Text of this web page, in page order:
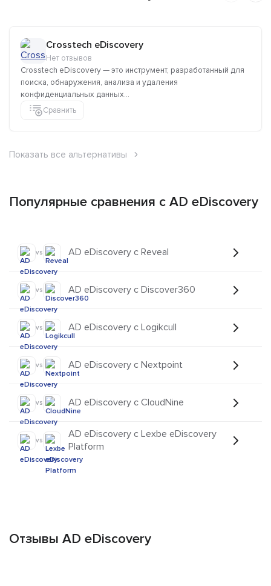
Crosstech eDiscovery
Нет отзывов
Crosstech eDiscovery — это инструмент, разработанный для
поиска, обнаружения, анализа и удаления
конфиденциальных данных...
Сравнить
Показать все альтернативы
Популярные сравнения с AD eDiscovery
vs AD eDiscovery с Reveal
vs AD eDiscovery с Discover360
vs AD eDiscovery с Logikcull
vs AD eDiscovery с Nextpoint
vs AD eDiscovery с CloudNine
vs
AD eDiscovery с Lexbe eDiscovery
Platform
Отзывы AD eDiscovery